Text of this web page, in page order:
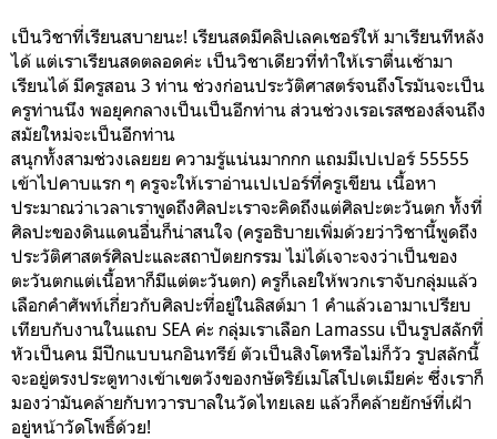
เป็นวิชาที่เรียนสบายนะ! เรียนสดมีคลิปเลคเชอร์ให้ มาเรียนทีหลัง
ได้ แต่เราเรียนสดตลอดค่ะ เป็นวิชาเดียวที่ทำให้เราตื่นเช้ามา
เรียนได้ มีครูสอน 3 ท่าน ช่วงก่อนประวัติศาสตร์จนถึงโรมันจะเป็น
ครูท่านนึง พอยุคกลางเป็นเป็นอีกท่าน ส่วนช่วงเรอเรสซองส์จนถึง
สมัยใหม่จะเป็นอีกท่าน
สนุกทั้งสามช่วงเลยยย ความรู้แน่นมากกก แถมมีเปเปอร์ 55555
เข้าไปคาบแรก ๆ ครูจะให้เราอ่านเปเปอร์ที่ครูเขียน เนื้อหา
ประมาณว่าเวลาเราพูดถึงศิลปะเราจะคิดถึงแต่ศิลปะตะวันตก ทั้งที่
ศิลปะของดินแดนอื่นก็น่าสนใจ (ครูอธิบายเพิ่มด้วยว่าวิชานี้พูดถึง
ประวัติศาสตร์ศิลปะและสถาปัตยกรรม ไม่ได้เจาะจงว่าเป็นของ
ตะวันตกแต่เนื้อหาก็มีแต่ตะวันตก) ครูก็เลยให้พวกเราจับกลุ่มแล้ว
เลือกคำศัพท์เกี่ยวกับศิลปะที่อยู่ในลิสต์มา 1 คำแล้วเอามาเปรียบ
เทียบกับงานในแถบ SEA ค่ะ กลุ่มเราเลือก Lamassu เป็นรูปสลักที่
หัวเป็นคน มีปีกแบบนกอินทรีย์ ตัวเป็นสิงโตหรือไม่ก็วัว รูปสลักนี้
จะอยู่ตรงประตูทางเข้าเขตวังของกษัตริย์เมโสโปเตเมียค่ะ ซึ่งเราก็
มองว่ามันคล้ายกับทวารบาลในวัดไทยเลย แล้วก็คล้ายยักษ์ที่เฝ้า
อยู่หน้าวัดโพธิ์ด้วย!